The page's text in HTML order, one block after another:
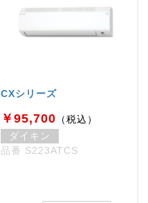
CXシリーズ
￥95,700 （税込）
ダイキン
品番 S223ATCS